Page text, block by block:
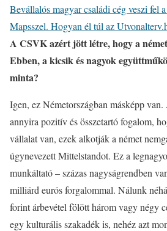
Bevállalós magyar családi cég veszi fel
Mapsszel. Hogyan él túl az
A CSVK azért jött létre, hogy a
Ebben, a kicsik és nagyok
minta?
Igen, ez Németországban másképp
annyira pozitív és összetartó fogalom,
vállalat van, ezek alkotják a német
úgynevezett Mittelstandot. Ez a
munkáltató – százas nagyságrendben
milliárd eurós forgalommal. Nálunk
forint árbevétel fölött három vagy négy
egy kulturális szakadék is, nehéz azt